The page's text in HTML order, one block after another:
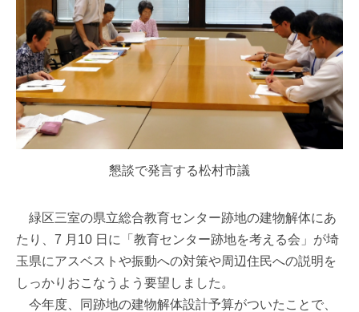
懇談で発言する松村市議
緑区三室の県立総合教育センター跡地の建物解体にあ
たり、7 月10 日に「教育センター跡地を考える会」が埼
玉県にアスベストや振動への対策や周辺住民への説明を
しっかりおこなうよう要望しました。
今年度、同跡地の建物解体設計予算がついたことで、